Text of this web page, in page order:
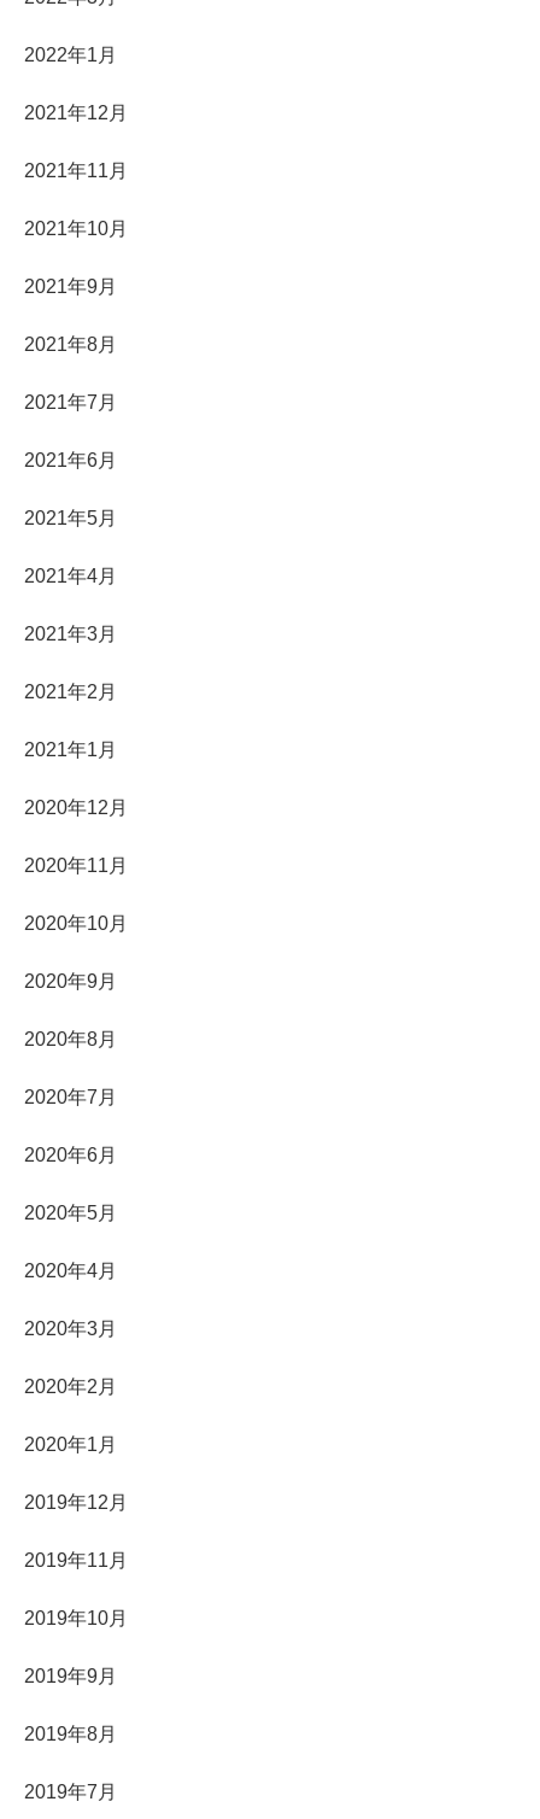
2022年1月
2021年12月
2021年11月
2021年10月
2021年9月
2021年8月
2021年7月
2021年6月
2021年5月
2021年4月
2021年3月
2021年2月
2021年1月
2020年12月
2020年11月
2020年10月
2020年9月
2020年8月
2020年7月
2020年6月
2020年5月
2020年4月
2020年3月
2020年2月
2020年1月
2019年12月
2019年11月
2019年10月
2019年9月
2019年8月
2019年7月